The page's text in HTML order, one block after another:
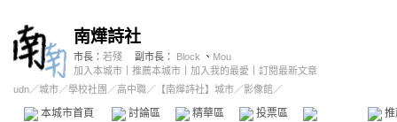
南燁詩社
市長： 若殘 副市長： Block 、 Mou
加入本城市
推薦本城市 加入我的最愛
訂閱最新文章
udn／城市／學校社團 ／高中職／ 【南燁詩社】城市／影像館／
本城市首頁 討論區 精華區 投票區 影像館